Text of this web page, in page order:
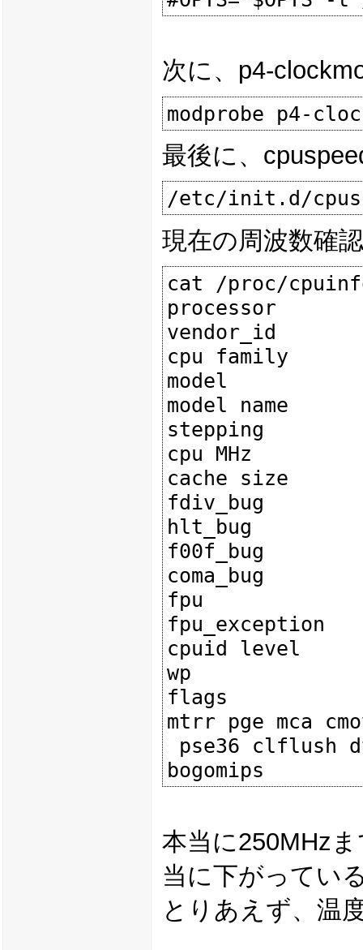
次に、p4-
最後に、
現在の周波数確認
cat /proc/
processor
vendor_id
cpu family
model
model name
stepping
cpu MHz
cache size
fdiv_bug
hlt_bug
f00f_bug
coma_bug
fpu             :
fpu_exception
cpuid level
wp
flags           :
mtrr pge mca
本当に250MHz
当に下がってい
とりあえず、温